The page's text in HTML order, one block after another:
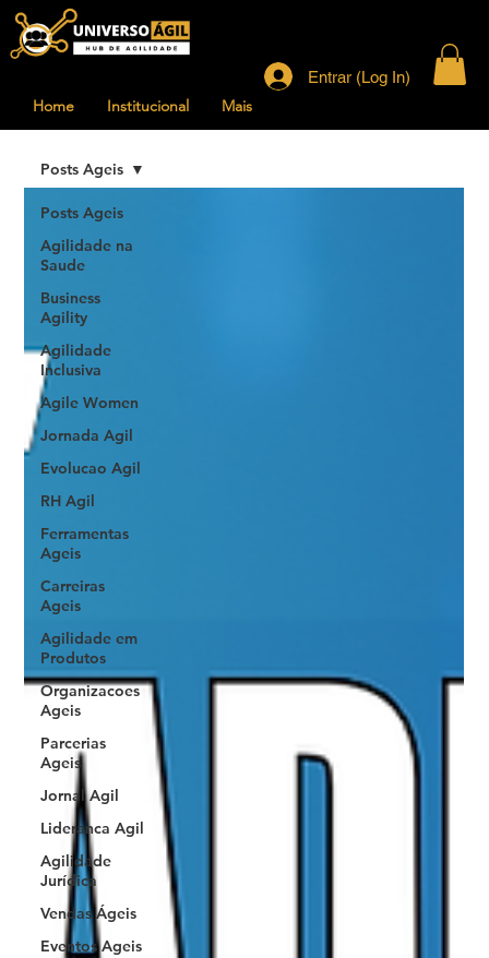
Home Institucional Mais
Entrar (Log In)
Posts Ageis
Agilidade na
Saude
Business
Agility
Agilidade
Inclusiva
Agile Women
Jornada Agil
Evolucao Agil
RH Agil
Ferramentas
Ageis
Carreiras
Ageis
Agilidade em
Produtos
Organizacoes
Ageis
Parcerias
Ageis
Jornal Agil
Lideranca Agil
Agilidade
Jurídica
Vendas Ágeis
Eventos Ageis
Posts Ageis